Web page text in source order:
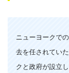
ニューヨークで
去を任されてい
クと政府が設立